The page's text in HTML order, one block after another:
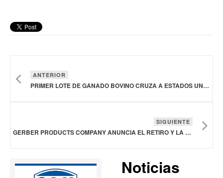
ANTERIOR
PRIMER LOTE DE GANADO BOVINO CRUZA A ESTADOS UNIDOS DESDE CHIHUAHUA, MÉXICO
SIGUIENTE
GERBER PRODUCTS COMPANY ANUNCIA EL RETIRO Y LA DESCONTINUACIÓN DE SUS PALITOS DE DENTICIÓN DEBIDO AL RIESGO DE ASFIXIA
Noticias